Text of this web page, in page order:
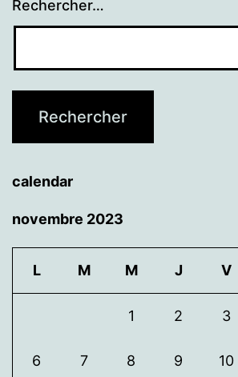
Rechercher…
calendar
novembre 2023
L M M J V
1 2 3
6 7 8 9 10